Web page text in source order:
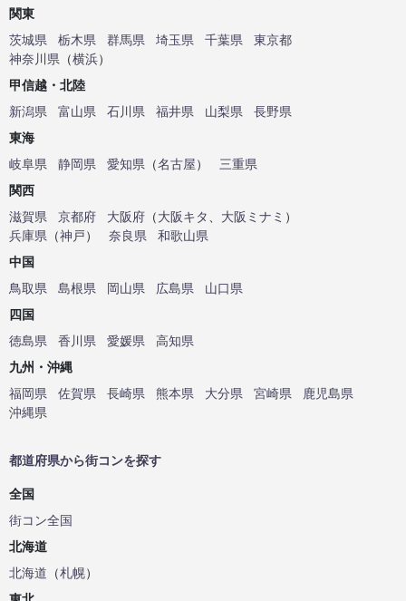
関東
茨城県
栃木県 群馬県 埼玉県 千葉県
東京都
神奈川県 （横浜）
甲信越・北陸
新潟県
富山県 石川県 福井県 山梨県
長野県
東海
岐阜県
静岡県 愛知県 （名古屋）
三重県
関西
滋賀県
京都府 大阪府 （大阪キタ 大阪ミナミ ）
兵庫県 （神戸） 奈良県
和歌山県
中国
鳥取県
島根県 岡山県 広島県
山口県
四国
徳島県
香川県 愛媛県
高知県
九州・沖縄
福岡県
佐賀県 長崎県 熊本県 大分県 宮崎県
鹿児島県
沖縄県
都道府県から街コンを探す
全国
街コン全国
北海道
北海道 （札幌）